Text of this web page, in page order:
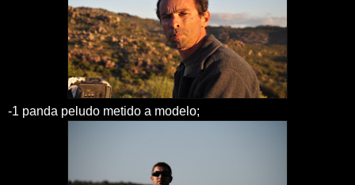
-1 panda peludo metido a modelo;